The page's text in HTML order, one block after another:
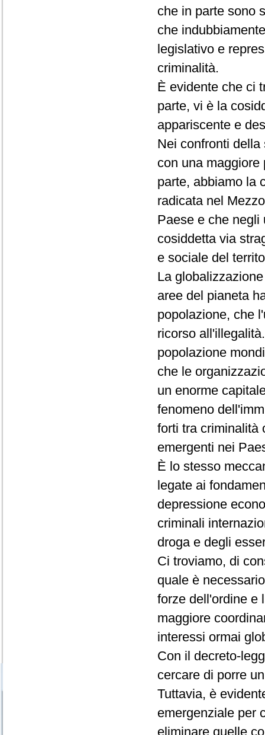
che in parte sono
che
legislativo e
criminalità.
È evidente che ci
parte, vi è la
appariscente e
Nei confronti
con una
parte, abbiamo la
radicata nel
Paese e che negli
cosiddetta via
e sociale del
La
aree del pianeta
popolazione, che
ricorso
popolazione
che le
un enorme
fenomeno
forti tra criminalità
emergenti nei
È lo stesso
legate ai
depressione
criminali
droga e degli
Ci troviamo, di
quale è
forze dell'ordine e
maggiore
interessi ormai
Con il decreto-
cercare di porre
Tuttavia, è
emergenziale per
eliminare quelle